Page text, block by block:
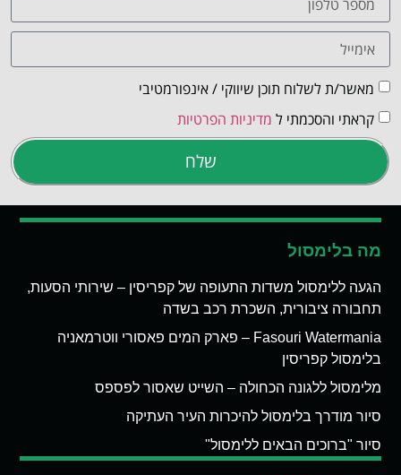
מאשר/ת לשלוח תוכן שיווקי / אינפורמטיבי
קראתי והסכמתי ל מדיניות הפרטיות
שלח
מה בלימסול
הגעה ללימסול משדות התעופה של קפריסין – שירותי הסעות,
תחבורה ציבורית, השכרת רכב בשדה
Fasouri Watermania – פארק המים פאסורי ווטרמאניה
בלימסול קפריסין
מלימסול ללגונה הכחולה – השייט שאסור לפספס
סיור מודרך בלימסול להיכרות העיר העתיקה
סיור "ברוכים הבאים ללימסול"